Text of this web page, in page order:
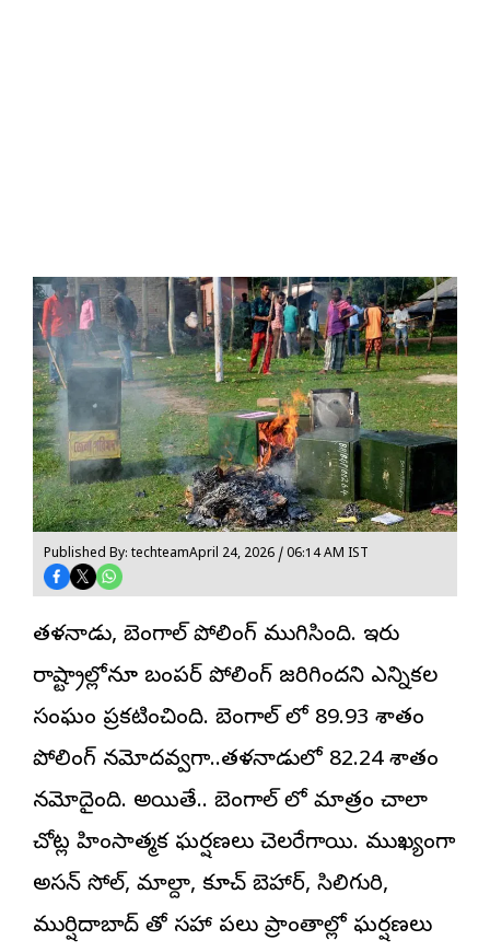
Published By: techteamApril 24, 2026 / 06:14 AM IST
తమిళనాడు, బెంగాల్ పోలింగ్ ముగిసింది. ఇరు
రాష్ట్రాల్లోనూ బంపర్ పోలింగ్ జరిగిందని ఎన్నికల
సంఘం ప్రకటించింది. బెంగాల్ లో 89.93 శాతం
పోలింగ్ నమోదవ్వగా..తమిళనాడులో 82.24 శాతం
నమోదైంది. అయితే.. బెంగాల్ లో మాత్రం చాలా
చోట్ల హింసాత్మక ఘర్షణలు చెలరేగాయి. ముఖ్యంగా
అసన్ సోల్, మాల్దా, కూచ్ బెహార్, సిలిగురి,
ముర్షిదాబాద్ తో సహా పలు ప్రాంతాల్లో ఘర్షణలు